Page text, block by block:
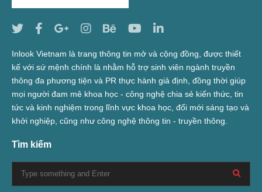
Inlook Vietnam là trang thông tin mở và cộng đồng, được thiết
kế với sứ mệnh chính là nhằm hỗ trợ sinh viên ngành truyền
thông đa phương tiện và PR thực hành giả định, đồng thời giúp
mọi người đam mê khoa học - công nghệ chia sẻ kiến thức, tin
tức và kinh nghiệm trong lĩnh vực khoa học, đổi mới sáng tạo và
khởi nghiệp, cũng như công nghệ thông tin - truyền thông.
Tìm kiếm